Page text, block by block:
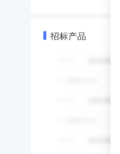
招标产品